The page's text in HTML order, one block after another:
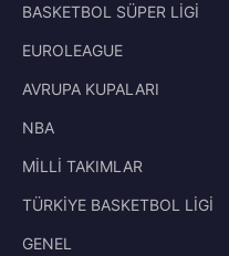
BASKETBOL SÜPER LİGİ
EUROLEAGUE
AVRUPA KUPALARI
NBA
MİLLİ TAKIMLAR
TÜRKİYE BASKETBOL LİGİ
GENEL